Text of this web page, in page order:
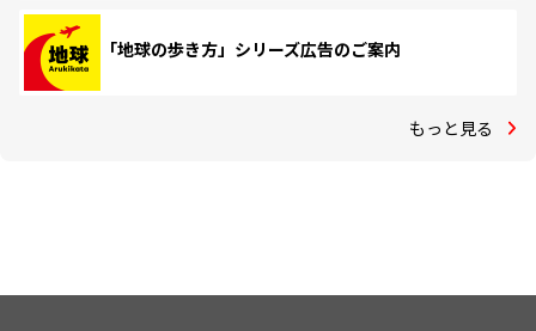
「地球の歩き方」シリーズ広告のご案内
もっと見る